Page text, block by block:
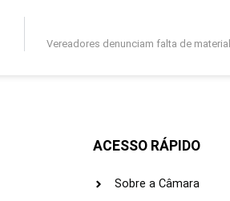
Vereadores denunciam falta de
ACESSO RÁPIDO
Sobre a Câmara